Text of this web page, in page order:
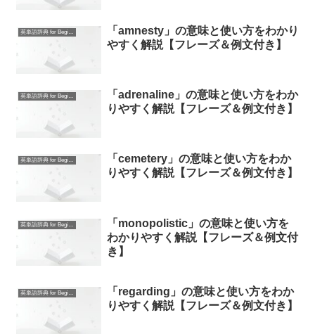
英単語辞典 for Beginners
「amnesty」の意味と使い方をわかり
やすく解説【フレーズ＆例文付き】
英単語辞典 for Beginners
「adrenaline」の意味と使い方をわか
りやすく解説【フレーズ＆例文付き】
英単語辞典 for Beginners
「cemetery」の意味と使い方をわか
りやすく解説【フレーズ＆例文付き】
英単語辞典 for Beginners
「monopolistic」の意味と使い方を
わかりやすく解説【フレーズ＆例文付
き】
英単語辞典 for Beginners
「regarding」の意味と使い方をわか
りやすく解説【フレーズ＆例文付き】